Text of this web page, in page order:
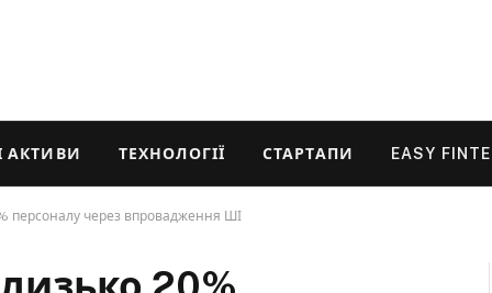
АКТИВИ ТЕХНОЛОГІЇ СТАРТАПИ EASY
персоналу через впровадження ШІ